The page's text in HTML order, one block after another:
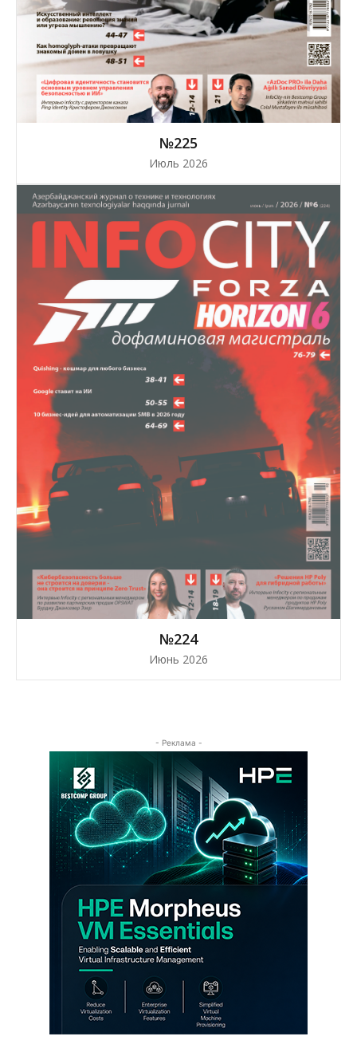
№225
Июль 2026
№224
Июнь 2026
- Реклама -